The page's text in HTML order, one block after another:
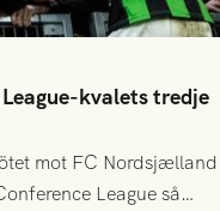
kvalets tredje
mot FC Nordsjælland
League så